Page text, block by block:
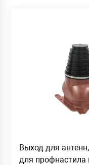
Выход для
для